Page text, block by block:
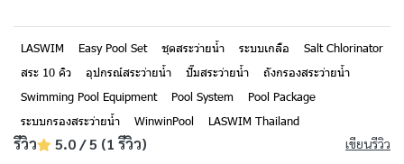
LASWIM Easy Pool Set ชุดสระว่ายน้ำ ระบบเกลือ
Salt Chlorinator
สระ 10 คิว
อุปกรณ์สระว่ายน้ำ ปั๊มสระว่ายน้ำ
ถังกรองสระว่ายน้ำ
Swimming Pool Equipment
Pool System
Pool Package
ระบบกรองสระว่ายน้ำ
WinwinPool LASWIM Thailand
รีวิว 5.0 / 5 (1 รีวิว) เขียนรีวิว